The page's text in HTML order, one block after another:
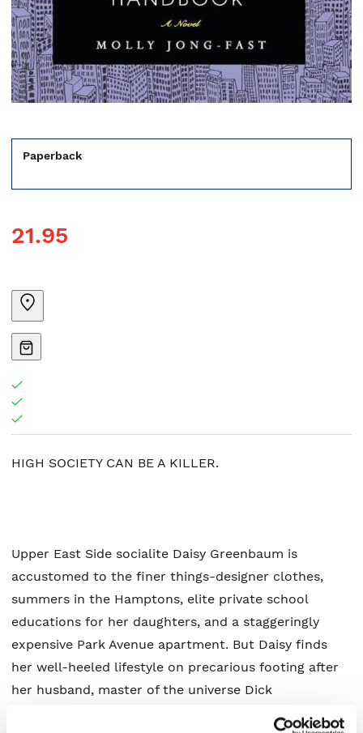
Paperback
21.95
HIGH SOCIETY CAN BE A KILLER.
Upper East Side socialite Daisy Greenbaum is
accustomed to the finer things-designer clothes,
summers in the Hamptons, elite private school
educations for her daughters, and a staggeringly
expensive Park Avenue apartment. But Daisy finds
her well-heeled lifestyle on precarious footing after
her husband, master of the universe Dick